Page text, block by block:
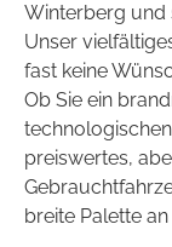
Winterberg und
Unser
fast keine
Ob Sie ein
preiswertes,
breite Palette